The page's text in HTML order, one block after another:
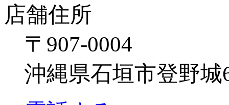
店舗住所
〒907-0004
沖縄県石垣市登野城